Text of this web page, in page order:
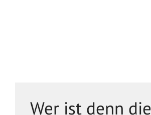
Wer ist denn die